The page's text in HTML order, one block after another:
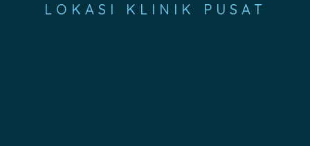
LOKASI KLINIK PUSAT